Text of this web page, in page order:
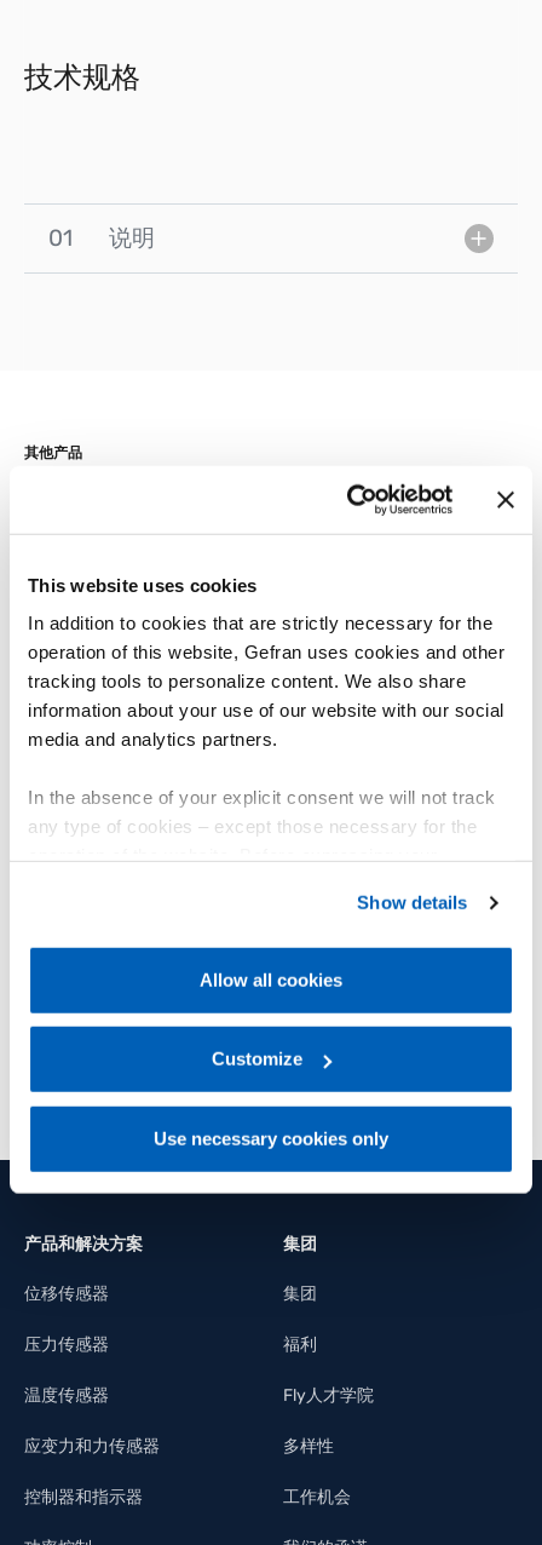
This website uses cookies
In addition to cookies that are strictly necessary for the
operation of this website, Gefran uses cookies and other
tracking tools to personalize content. We also share
information about your use of our website with our social
media and analytics partners.
In the absence of your explicit consent we will not track
any type of cookies – except those necessary for the
Gefran - Cookie
policy.
regarding processing of personal data, at the following
Gefran - Privacy Policy.
Show details
Allow all cookies
Customize
Use necessary cookies only
技术规格
01 说明
其他产品
PS
了解更多
PR65
了解更
产品和解决方案
位移传感器
压力传感器
温度传感器
应变力和力传感器
控制器和指示器
集团
集团
福利
Fly人才学院
多样性
工作机会